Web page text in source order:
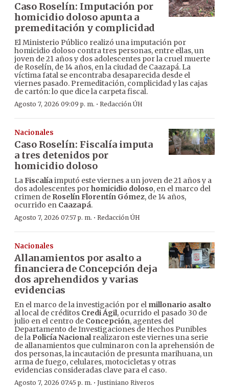
Caso Roselín: Imputación por
homicidio doloso apunta a
premeditación y complicidad
El Ministerio Público realizó una imputación por
homicidio doloso contra tres personas, entre ellas, un
joven de 21 años y dos adolescentes por la cruel muerte
de Roselín, de 14 años, en la ciudad de Caazapá. La
víctima fatal se encontraba desaparecida desde el
viernes pasado. Premeditación, complicidad y las cajas
de cartón: lo que dice la carpeta fiscal.
Agosto 7, 2026 09:09 p. m. · Redacción ÚH
Nacionales
Caso Roselín: Fiscalía imputa
a tres detenidos por
homicidio doloso
LaFiscalíaimputó este viernes a un joven de 21 años y a
dos adolescentes porhomicidio doloso, en el marco del
crimen de Roselín Florentín Gómez, de 14 años,
ocurrido en Caazapá.
Agosto 7, 2026 07:57 p. m. · Redacción ÚH
Nacionales
Allanamientos por asalto a
financiera de Concepción deja
dos aprehendidos y varias
evidencias
En el marco de la investigación por el millonario asalto
al local de créditos Credi Ágil, ocurrido el pasado 30 de
julio en el centro de Concepción, agentes del
Departamento de Investigaciones de Hechos Punibles
de la Policía Nacionalrealizaron este viernes una serie
de allanamientos que culminaron con la aprehensión de
dos personas, la incautación de presunta marihuana, un
arma de fuego, celulares, motocicletas y otras
evidencias consideradas clave para el caso.
Agosto 7, 2026 07:45 p. m. · Justiniano Riveros